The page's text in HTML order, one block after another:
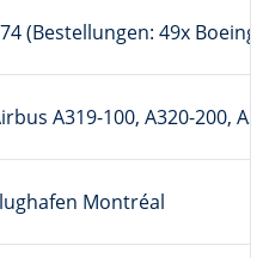
(Bestellungen: 49x Boeing
A319-100, A320-200,
Montréal